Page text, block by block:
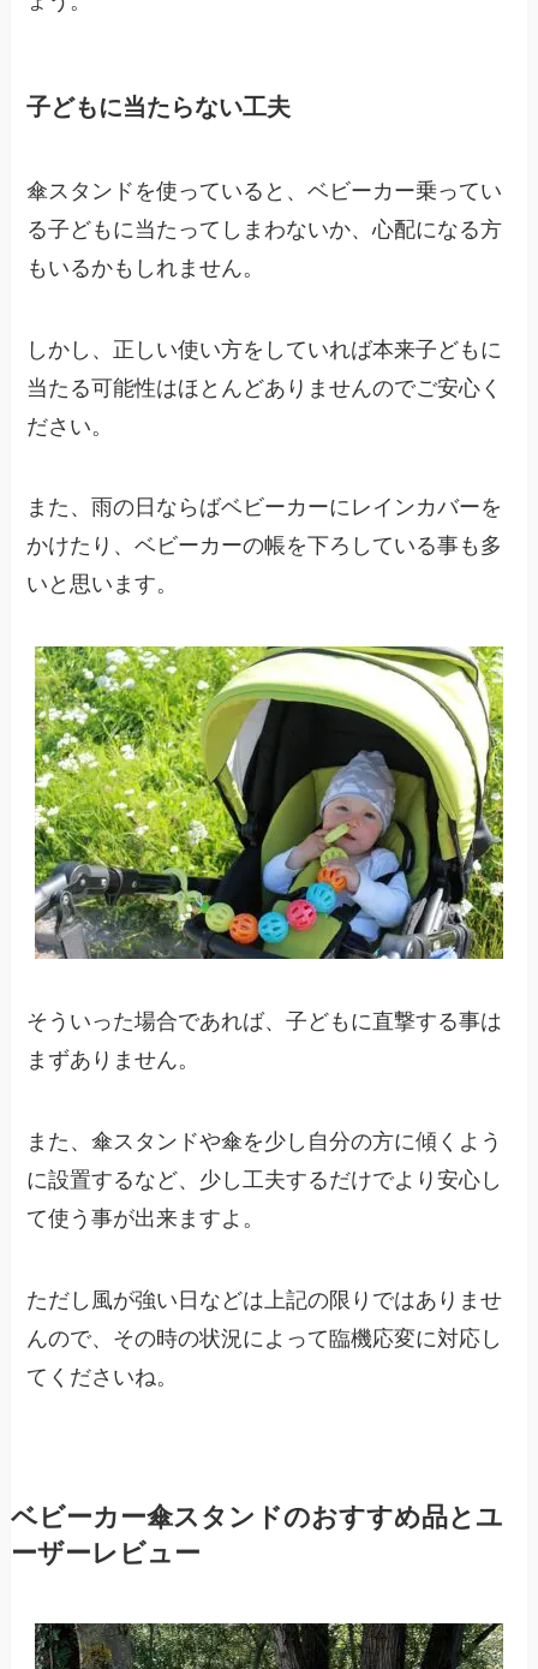
子どもに当たらない工夫
傘スタンドを使っていると、ベビーカー乗ってい
る子どもに当たってしまわないか、心配になる方
もいるかもしれません。
しかし、正しい使い方をしていれば本来子どもに
当たる可能性はほとんどありませんのでご安心く
ださい。
また、雨の日ならばベビーカーにレインカバーを
かけたり、ベビーカーの帳を下ろしている事も多
いと思います。
そういった場合であれば、子どもに直撃する事は
まずありません。
また、傘スタンドや傘を少し自分の方に傾くよう
に設置するなど、少し工夫するだけでより安心し
て使う事が出来ますよ。
ただし風が強い日などは上記の限りではありませ
んので、その時の状況によって臨機応変に対応し
てくださいね。
ベビーカー傘スタンドのおすすめ品とユ
ーザーレビュー